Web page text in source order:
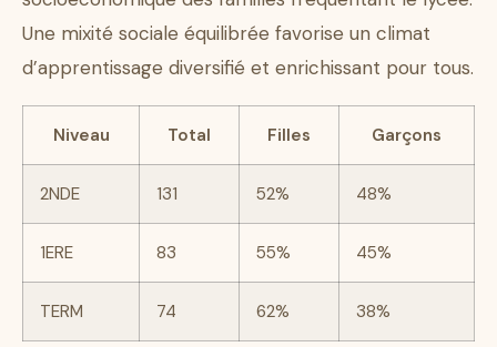
Une mixité sociale équilibrée favorise un climat
d’apprentissage diversifié et enrichissant pour tous.
Niveau Total Filles Garçons
2NDE 131 52% 48%
1ERE 83 55% 45%
TERM 74 62% 38%